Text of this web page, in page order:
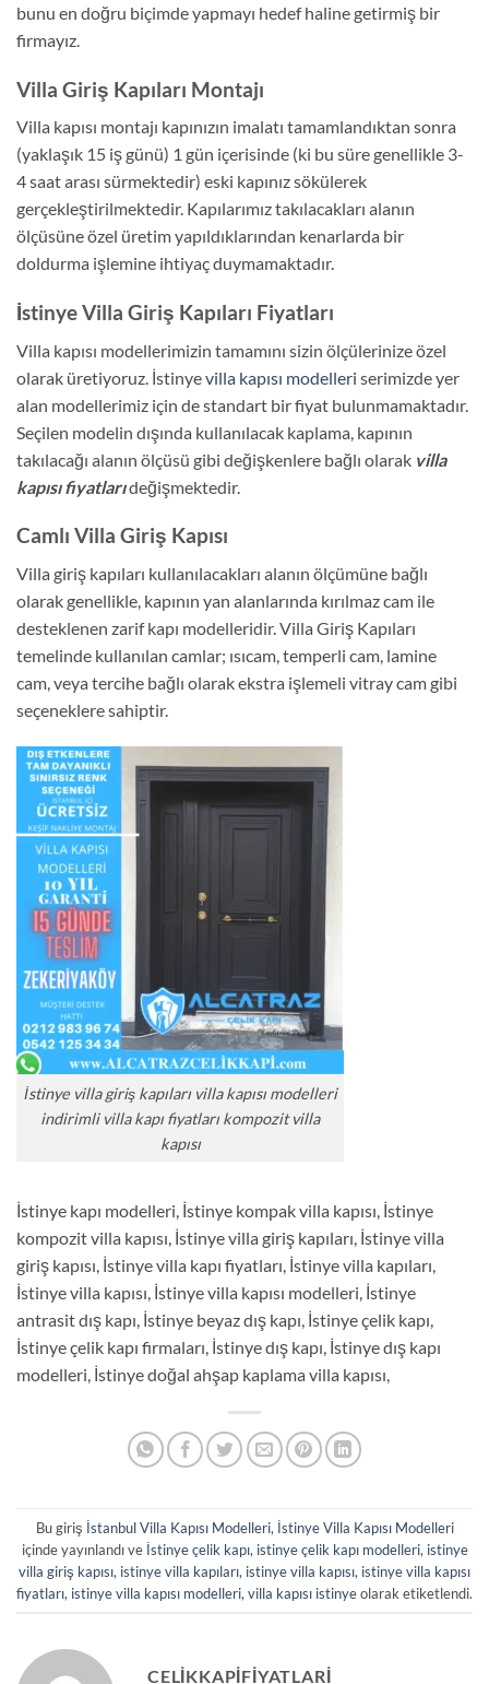
bunu en doğru biçimde yapmayı hedef haline getirmiş bir
firmayız.
Villa Giriş Kapıları Montajı
Villa kapısı montajı kapınızın imalatı tamamlandıktan sonra
(yaklaşık 15 iş günü) 1 gün içerisinde (ki bu süre genellikle 3-
4 saat arası sürmektedir) eski kapınız sökülerek
gerçekleştirilmektedir. Kapılarımız takılacakları alanın
ölçüsüne özel üretim yapıldıklarından kenarlarda bir
doldurma işlemine ihtiyaç duymamaktadır.
İstinye Villa Giriş Kapıları Fiyatları
Villa kapısı modellerimizin tamamını sizin ölçülerinize özel
olarak üretiyoruz. İstinyevilla kapısı modelleri serimizde yer
alan modellerimiz için de standart bir fiyat bulunmamaktadır.
Seçilen modelin dışında kullanılacak kaplama, kapının
takılacağı alanın ölçüsü gibi değişkenlere bağlı olarak villa
kapısı fiyatlarıdeğişmektedir.
Camlı Villa Giriş Kapısı
Villa giriş kapıları kullanılacakları alanın ölçümüne bağlı
olarak genellikle, kapının yan alanlarında kırılmaz cam ile
desteklenen zarif kapı modelleridir. Villa Giriş Kapıları
temelinde kullanılan camlar; ısıcam, temperli cam, lamine
cam, veya tercihe bağlı olarak ekstra işlemeli vitray cam gibi
seçeneklere sahiptir.
İstinye villa giriş kapıları villa kapısı modelleri
indirimli villa kapı fiyatları kompozit villa
kapısı
İstinye kapı modelleri, İstinye kompak villa kapısı, İstinye
kompozit villa kapısı, İstinye villa giriş kapıları, İstinye villa
giriş kapısı, İstinye villa kapı fiyatları, İstinye villa kapıları,
İstinye villa kapısı, İstinye villa kapısı modelleri, İstinye
antrasit dış kapı, İstinye beyaz dış kapı, İstinye çelik kapı,
İstinye çelik kapı firmaları, İstinye dış kapı, İstinye dış kapı
modelleri, İstinye doğal ahşap kaplama villa kapısı,
Bu giriş İstanbul Villa Kapısı Modelleri, İstinye Villa Kapısı Modelleri
içinde yayınlandı ve İstinye çelik kapı, istinye çelik kapı modelleri, istinye
villa giriş kapısı, istinye villa kapıları, istinye villa kapısı, istinye villa kapısı
fiyatları, istinye villa kapısı modelleri, villa kapısı istinyeolarak etiketlendi.
CELIKKAPIFIYATLARI